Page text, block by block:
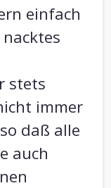
einfach
stets
immer
daß alle
auch